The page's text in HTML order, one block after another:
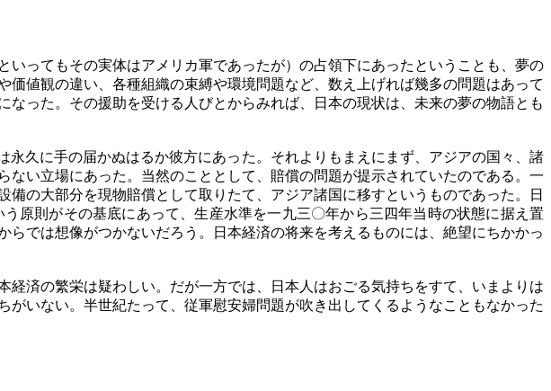
ってもその実体はアメリカ軍であったが）の占領下にあったということも、夢の
値観の違い、各種組織の束縛や環境問題など、数え上げれば幾多の問題はあって
った。その援助を受ける人びとからみれば、日本の現状は、未来の夢の物語とも
久に手の届かぬはるか彼方にあった。それよりもまえにまず、アジアの国々、諸
い立場にあった。当然のこととして、賠償の問題が提示されていたのである。一
の大部分を現物賠償として取りたて、アジア諸国に移すというものであった。日
原則がその基底にあって、生産水準を一九三〇年から三四年当時の状態に据え置
では想像がつかないだろう。日本経済の将来を考えるものには、絶望にちかかっ
済の繁栄は疑わしい。だが一方では、日本人はおごる気持ちをすて、いまよりは
いない。半世紀たって、従軍慰安婦問題が吹き出してくるようなこともなかった